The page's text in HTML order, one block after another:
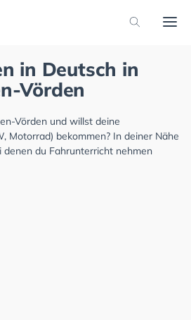
in Deutsch in
Vörden
Vörden und willst deine
Motorrad) bekommen? In deiner Nähe
denen du Fahrunterricht nehmen